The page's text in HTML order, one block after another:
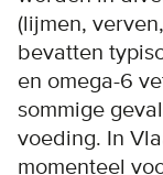
(lijmen,
bevatten
en omega-6
sommige
voeding. In
momenteel